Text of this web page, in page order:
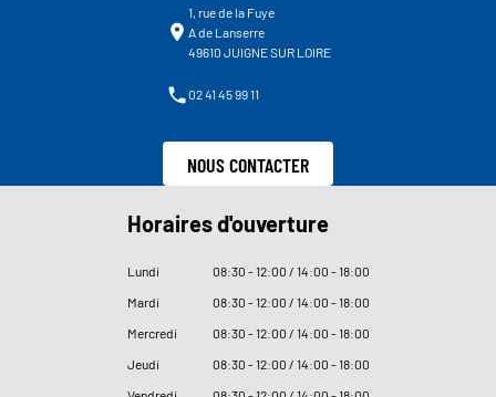
1, rue de la Fuye
A de Lanserre
49610 JUIGNE SUR LOIRE
02 41 45 99 11
NOUS CONTACTER
Horaires d'ouverture
Lundi 08:30 - 12:00 / 14:00 - 18:00
Mardi
08:30 - 12:00 / 14:00 - 18:00
Mercredi
08:30 - 12:00 / 14:00 - 18:00
Jeudi
08:30 - 12:00 / 14:00 - 18:00